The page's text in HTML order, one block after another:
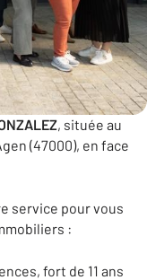
à Agen!
, située au
(47000), en face
service pour vous
:
fort de 11 ans